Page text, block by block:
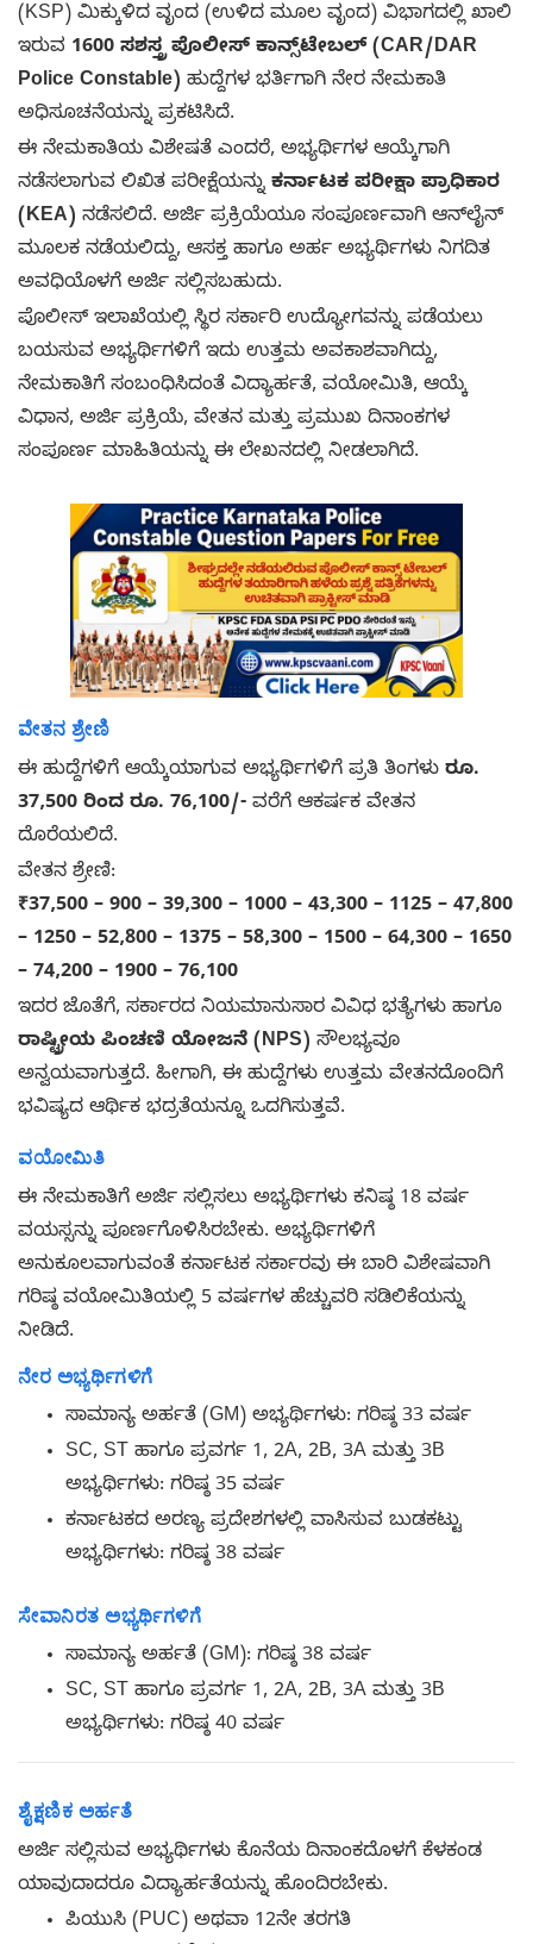
(KSP) ಮಿಕ್ಕುಳಿದ ವೃಂದ (ಉಳಿದ ಮೂಲ ವೃಂದ) ವಿಭಾಗದಲ್ಲಿ ಖಾಲಿ
ಇರುವ 1600 ಸಶಸ್ತ್ರ ಪೊಲೀಸ್ ಕಾನ್ಸ್‌ಟೇಬಲ್ (CAR/DAR
Police Constable) ಹುದ್ದೆಗಳ ಭರ್ತಿಗಾಗಿ ನೇರ ನೇಮಕಾತಿ
ಅಧಿಸೂಚನೆಯನ್ನು ಪ್ರಕಟಿಸಿದೆ.
ಈ ನೇಮಕಾತಿಯ ವಿಶೇಷತೆ ಎಂದರೆ, ಅಭ್ಯರ್ಥಿಗಳ ಆಯ್ಕೆಗಾಗಿ
ನಡೆಸಲಾಗುವ ಲಿಖಿತ ಪರೀಕ್ಷೆಯನ್ನು ಕರ್ನಾಟಕ ಪರೀಕ್ಷಾ ಪ್ರಾಧಿಕಾರ
(KEA) ನಡೆಸಲಿದೆ. ಅರ್ಜಿ ಪ್ರಕ್ರಿಯೆಯೂ ಸಂಪೂರ್ಣವಾಗಿ ಆನ್‌ಲೈನ್
ಮೂಲಕ ನಡೆಯಲಿದ್ದು, ಆಸಕ್ತ ಹಾಗೂ ಅರ್ಹ ಅಭ್ಯರ್ಥಿಗಳು ನಿಗದಿತ
ಅವಧಿಯೊಳಗೆ ಅರ್ಜಿ ಸಲ್ಲಿಸಬಹುದು.
ಪೊಲೀಸ್ ಇಲಾಖೆಯಲ್ಲಿ ಸ್ಥಿರ ಸರ್ಕಾರಿ ಉದ್ಯೋಗವನ್ನು ಪಡೆಯಲು
ಬಯಸುವ ಅಭ್ಯರ್ಥಿಗಳಿಗೆ ಇದು ಉತ್ತಮ ಅವಕಾಶವಾಗಿದ್ದು,
ನೇಮಕಾತಿಗೆ ಸಂಬಂಧಿಸಿದಂತೆ ವಿದ್ಯಾರ್ಹತೆ, ವಯೋಮಿತಿ, ಆಯ್ಕೆ
ವಿಧಾನ, ಅರ್ಜಿ ಪ್ರಕ್ರಿಯೆ, ವೇತನ ಮತ್ತು ಪ್ರಮುಖ ದಿನಾಂಕಗಳ
ಸಂಪೂರ್ಣ ಮಾಹಿತಿಯನ್ನು ಈ ಲೇಖನದಲ್ಲಿ ನೀಡಲಾಗಿದೆ.
ವೇತನ ಶ್ರೇಣಿ
ಈ ಹುದ್ದೆಗಳಿಗೆ ಆಯ್ಕೆಯಾಗುವ ಅಭ್ಯರ್ಥಿಗಳಿಗೆ ಪ್ರತಿ ತಿಂಗಳು ರೂ.
37,500 ರಿಂದ ರೂ. 76,100/- ವರೆಗೆ ಆಕರ್ಷಕ ವೇತನ
ದೊರೆಯಲಿದೆ.
ವೇತನ ಶ್ರೇಣಿ:
₹37,500 – 900 – 39,300 – 1000 – 43,300 – 1125 – 47,800
– 1250 – 52,800 – 1375 – 58,300 – 1500 – 64,300 – 1650
– 74,200 – 1900 – 76,100
ಇದರ ಜೊತೆಗೆ, ಸರ್ಕಾರದ ನಿಯಮಾನುಸಾರ ವಿವಿಧ ಭತ್ಯೆಗಳು ಹಾಗೂ
ರಾಷ್ಟ್ರೀಯ ಪಿಂಚಣಿ ಯೋಜನೆ (NPS) ಸೌಲಭ್ಯವೂ
ಅನ್ವಯವಾಗುತ್ತದೆ. ಹೀಗಾಗಿ, ಈ ಹುದ್ದೆಗಳು ಉತ್ತಮ ವೇತನದೊಂದಿಗೆ
ಭವಿಷ್ಯದ ಆರ್ಥಿಕ ಭದ್ರತೆಯನ್ನೂ ಒದಗಿಸುತ್ತವೆ.
ವಯೋಮಿತಿ
ಈ ನೇಮಕಾತಿಗೆ ಅರ್ಜಿ ಸಲ್ಲಿಸಲು ಅಭ್ಯರ್ಥಿಗಳು ಕನಿಷ್ಠ 18 ವರ್ಷ
ವಯಸ್ಸನ್ನು ಪೂರ್ಣಗೊಳಿಸಿರಬೇಕು. ಅಭ್ಯರ್ಥಿಗಳಿಗೆ
ಅನುಕೂಲವಾಗುವಂತೆ ಕರ್ನಾಟಕ ಸರ್ಕಾರವು ಈ ಬಾರಿ ವಿಶೇಷವಾಗಿ
ಗರಿಷ್ಠ ವಯೋಮಿತಿಯಲ್ಲಿ 5 ವರ್ಷಗಳ ಹೆಚ್ಚುವರಿ ಸಡಿಲಿಕೆಯನ್ನು
ನೀಡಿದೆ.
ನೇರ ಅಭ್ಯರ್ಥಿಗಳಿಗೆ
ಸಾಮಾನ್ಯ ಅರ್ಹತೆ (GM) ಅಭ್ಯರ್ಥಿಗಳು: ಗರಿಷ್ಠ 33 ವರ್ಷ
SC, ST ಹಾಗೂ ಪ್ರವರ್ಗ 1, 2A, 2B, 3A ಮತ್ತು 3B
ಅಭ್ಯರ್ಥಿಗಳು: ಗರಿಷ್ಠ 35 ವರ್ಷ
ಕರ್ನಾಟಕದ ಅರಣ್ಯ ಪ್ರದೇಶಗಳಲ್ಲಿ ವಾಸಿಸುವ ಬುಡಕಟ್ಟು
ಅಭ್ಯರ್ಥಿಗಳು: ಗರಿಷ್ಠ 38 ವರ್ಷ
ಸೇವಾನಿರತ ಅಭ್ಯರ್ಥಿಗಳಿಗೆ
ಸಾಮಾನ್ಯ ಅರ್ಹತೆ (GM): ಗರಿಷ್ಠ 38 ವರ್ಷ
SC, ST ಹಾಗೂ ಪ್ರವರ್ಗ 1, 2A, 2B, 3A ಮತ್ತು 3B
ಅಭ್ಯರ್ಥಿಗಳು: ಗರಿಷ್ಠ 40 ವರ್ಷ
ಶೈಕ್ಷಣಿಕ ಅರ್ಹತೆ
ಅರ್ಜಿ ಸಲ್ಲಿಸುವ ಅಭ್ಯರ್ಥಿಗಳು ಕೊನೆಯ ದಿನಾಂಕದೊಳಗೆ ಕೆಳಕಂಡ
ಯಾವುದಾದರೂ ವಿದ್ಯಾರ್ಹತೆಯನ್ನು ಹೊಂದಿರಬೇಕು.
ಪಿಯುಸಿ (PUC) ಅಥವಾ 12ನೇ ತರಗತಿ